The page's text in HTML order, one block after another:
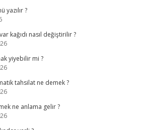
yazılır ?
kağıdı nasıl değiştirilir ?
yiyebilir mi ?
tahsilat ne demek ?
ne anlama gelir ?